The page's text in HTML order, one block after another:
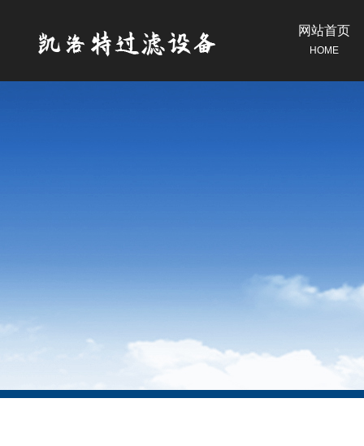
网站首页
HOME